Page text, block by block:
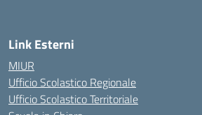
Link Esterni
MIUR
Ufficio Scolastico Regionale
Ufficio Scolastico Territoriale